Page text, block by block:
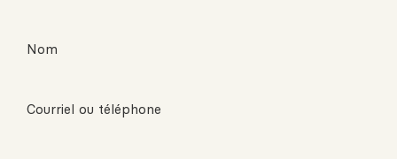
Nom
Courriel ou téléphone